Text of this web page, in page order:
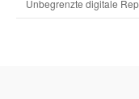
Unbegrenzte digitale